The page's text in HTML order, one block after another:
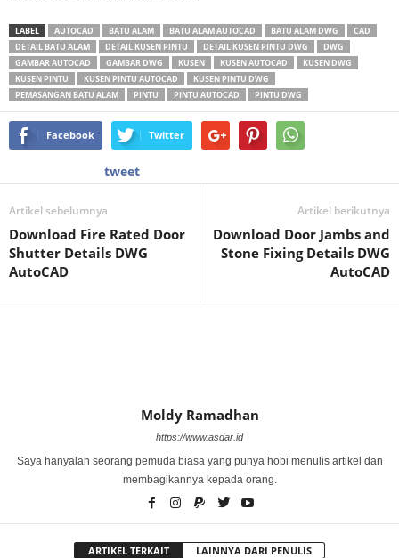
LABEL AUTOCAD BATU ALAM BATU ALAM AUTOCAD BATU ALAM DWG
CAD
DETAIL BATU ALAM
DETAIL KUSEN PINTU DETAIL KUSEN PINTU DWG
DWG
GAMBAR AUTOCAD
GAMBAR DWG KUSEN KUSEN AUTOCAD
KUSEN DWG
KUSEN PINTU
KUSEN PINTU AUTOCAD
KUSEN PINTU DWG
PEMASANGAN BATU ALAM
PINTU PINTU AUTOCAD PINTU DWG
Facebook Twitter
tweet
Artikel sebelumnya
Download Fire Rated Door
Shutter Details DWG
AutoCAD
Artikel berikutnya
Download Door Jambs and
Stone Fixing Details DWG
AutoCAD
Moldy Ramadhan
https://www.asdar.id
Saya hanyalah seorang pemuda biasa yang punya hobi menulis artikel dan
membagikannya kepada orang.
ARTIKEL TERKAIT LAINNYA DARI PENULIS